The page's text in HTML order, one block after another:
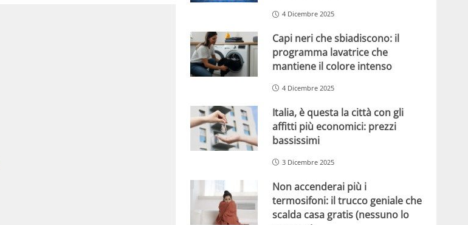
4 Dicembre 2025
Capi neri che sbiadiscono: il
programma lavatrice che
mantiene il colore intenso
4 Dicembre 2025
Italia, è questa la città con gli
affitti più economici: prezzi
bassissimi
3 Dicembre 2025
Non accenderai più i
termosifoni: il trucco geniale che
scalda casa gratis (nessuno lo